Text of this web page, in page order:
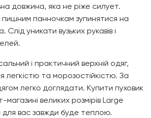
довжина, яка не ріже силует.
пишним панночкам зупинятися на
Слід уникати вузьких рукавів і
і практичний верхній одяг,
легкістю та морозостійкістю. За
легко доглядати. Купити пуховик
великих розмірів Large
для вас завжди буде теплою.